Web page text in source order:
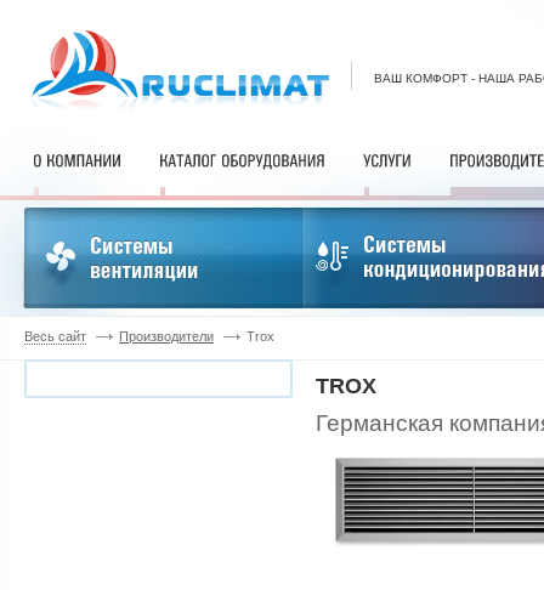
ВАШ КОМФОРТ - НАША
Весь сайт Производители Trox
TROX
Германская